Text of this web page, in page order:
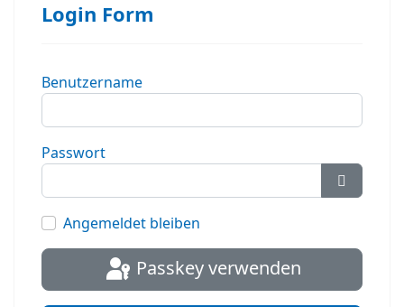
Login Form
Benutzername
Passwort
Angemeldet bleiben
Passkey verwenden